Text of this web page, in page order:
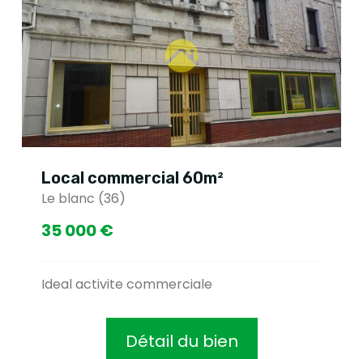
Local commercial 60m²
Le blanc (36)
35 000 €
Ideal activite commerciale
Détail du bien